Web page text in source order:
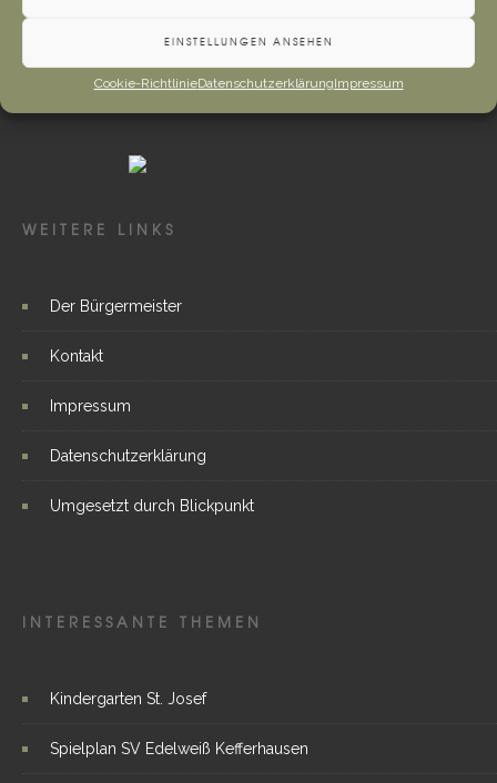
EINSTELLUNGEN ANSEHEN
Cookie-RichtlinieDatenschutzerklärungImpressum
WEITERE LINKS
Der Bürgermeister
Kontakt
Impressum
Datenschutzerklärung
Umgesetzt durch Blickpunkt
INTERESSANTE THEMEN
Kindergarten St. Josef
Spielplan SV Edelweiß Kefferhausen